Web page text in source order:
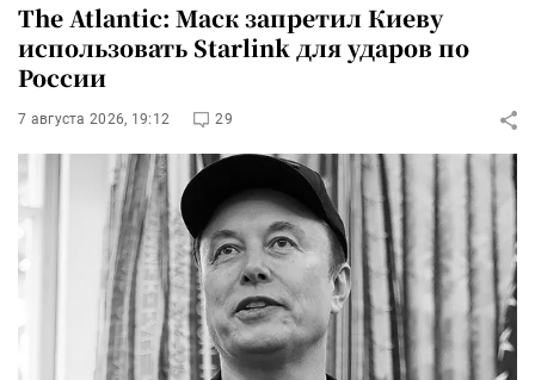
The Atlantic: Маск запретил Киеву
использовать Starlink для ударов по
России
7 августа 2026, 19:12 29